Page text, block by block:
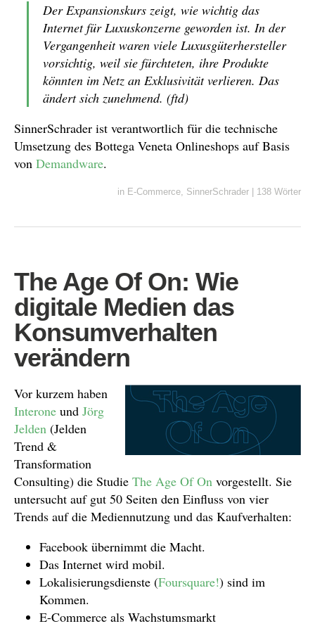
Der Expansionskurs zeigt, wie wichtig das
Internet für Luxuskonzerne geworden ist. In der
Vergangenheit waren viele Luxusgüterhersteller
vorsichtig, weil sie fürchteten, ihre Produkte
könnten im Netz an Exklusivität verlieren. Das
ändert sich zunehmend. (ftd)
SinnerSchrader ist verantwortlich für die technische
Umsetzung des Bottega Veneta Onlineshops auf Basis
von Demandware.
in E-Commerce SinnerSchrader | 138 Wörter
The Age Of On: Wie
digitale Medien das
Konsumverhalten
verändern
Vor kurzem haben
Interone und Jörg
Jelden (Jelden
Trend &
Transformation
Consulting) die Studie The Age Of On vorgestellt. Sie
untersucht auf gut 50 Seiten den Einfluss von vier
Trends auf die Mediennutzung und das Kaufverhalten:
Facebook übernimmt die Macht.
Das Internet wird mobil.
Lokalisierungsdienste (Foursquare!) sind im
Kommen.
E-Commerce als Wachstumsmarkt